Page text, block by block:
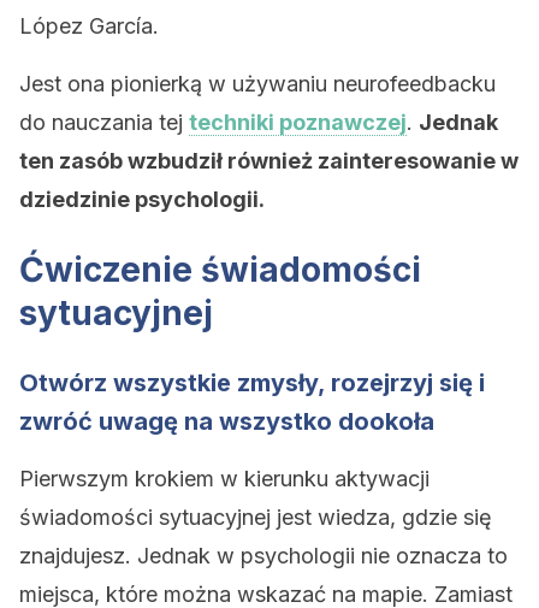
López García.
Jest ona pionierką w używaniu neurofeedbacku
do nauczania tej techniki poznawczej. Jednak
ten zasób wzbudził również zainteresowanie w
dziedzinie psychologii.
Ćwiczenie świadomości
sytuacyjnej
Otwórz wszystkie zmysły, rozejrzyj się i
zwróć uwagę na wszystko dookoła
Pierwszym krokiem w kierunku aktywacji
świadomości sytuacyjnej jest wiedza, gdzie się
znajdujesz. Jednak w psychologii nie oznacza to
miejsca, które można wskazać na mapie. Zamiast